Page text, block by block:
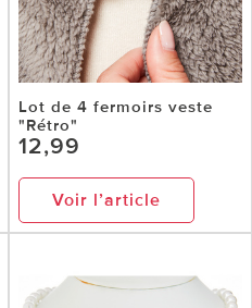
Lot de 4 fermoirs veste
"Rétro"
12,99
Voir l’article